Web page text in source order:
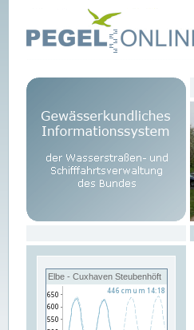
Elbe - Cuxhaven Steubenhöft